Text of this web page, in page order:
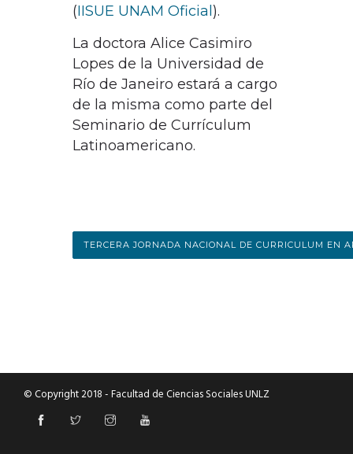
(IISUE UNAM Oficial ).
La doctora Alice Casimiro
Lopes de la Universidad de
Río de Janeiro estará a cargo
de la misma como parte del
Seminario de Currículum
Latinoamericano.
TERCERA JORNADA NACIONAL DE CURRICULUM EN
© Copyright 2018 - Facultad de Ciencias Sociales UNLZ